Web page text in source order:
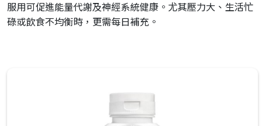
服用可促進能量代謝及神經系統健康。尤其壓力大、生活忙
碌或飲食不均衡時，更需每日補充。